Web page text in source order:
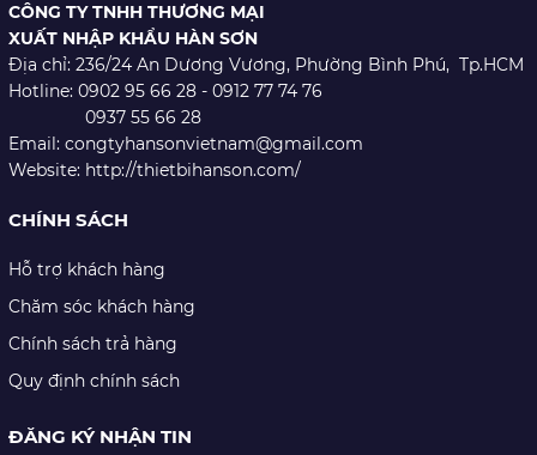
XEM CHI TIẾT
CÔNG TY TNHH THƯƠNG MẠI
XUẤT NHẬP KHẨU HÀN SƠN
Địa chỉ: 236/24 An Dương Vương, Phường Bình Phú, Tp.HCM
Hotline: 0902 95 66 28 - 0912 77 74 76
0937 55 66 28
Email: congtyhansonvietnam@gmail.com
Website: http://thietbihanson.com/
CHÍNH SÁCH
Hỗ trợ khách hàng
Chăm sóc khách hàng
Chính sách trả hàng
Quy định chính sách
ĐĂNG KÝ NHẬN TIN